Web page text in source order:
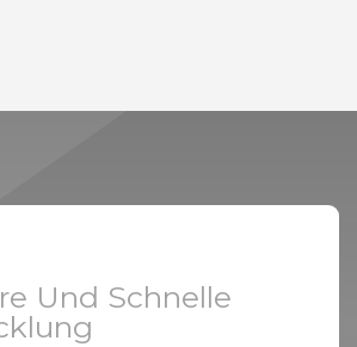
Und Schnelle